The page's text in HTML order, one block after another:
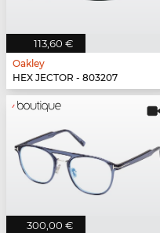
113,60 €
Oakley
HEX JECTOR - 803207
300,00 €